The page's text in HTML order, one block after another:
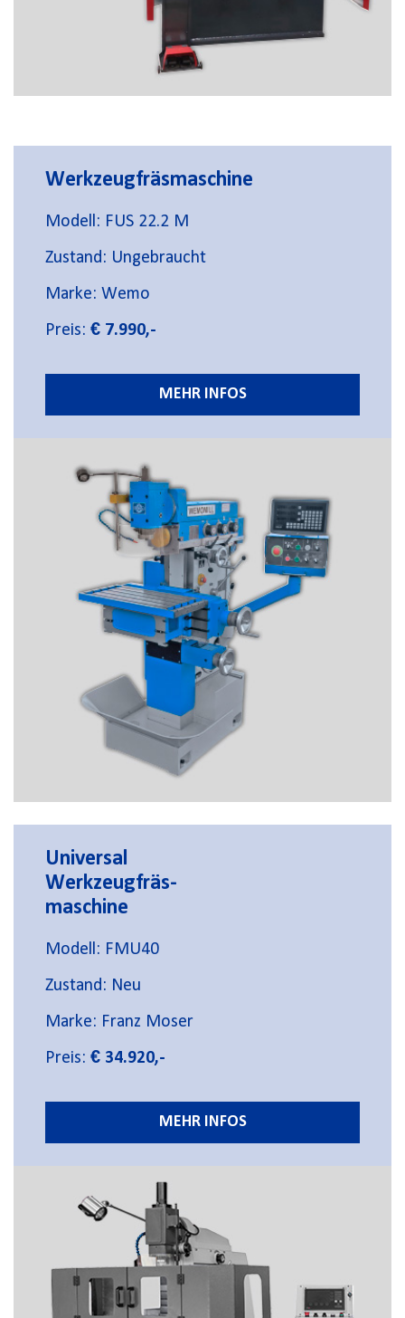
Werkzeugfräsmaschine
Modell: FUS 22.2 M
Zustand: Ungebraucht
Marke: Wemo
Preis: € 7.990,-
MEHR INFOS
Universal
Werkzeugfräs-
maschine
Modell: FMU40
Zustand: Neu
Marke: Franz Moser
Preis: € 34.920,-
MEHR INFOS